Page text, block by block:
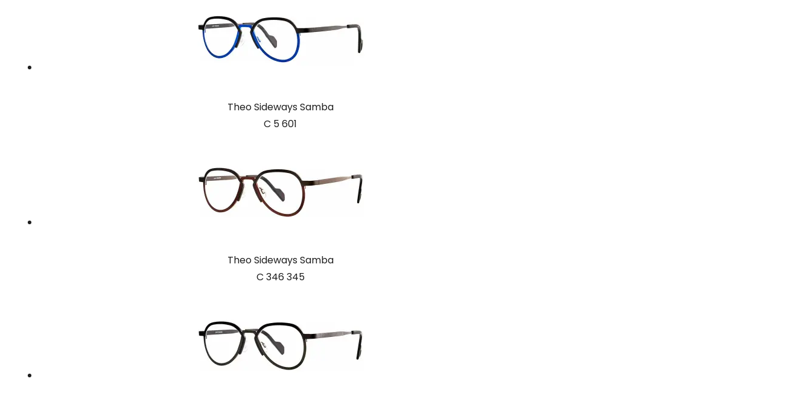
Theo Sideways Samba
C 5 601
Theo Sideways Samba
C 346 345